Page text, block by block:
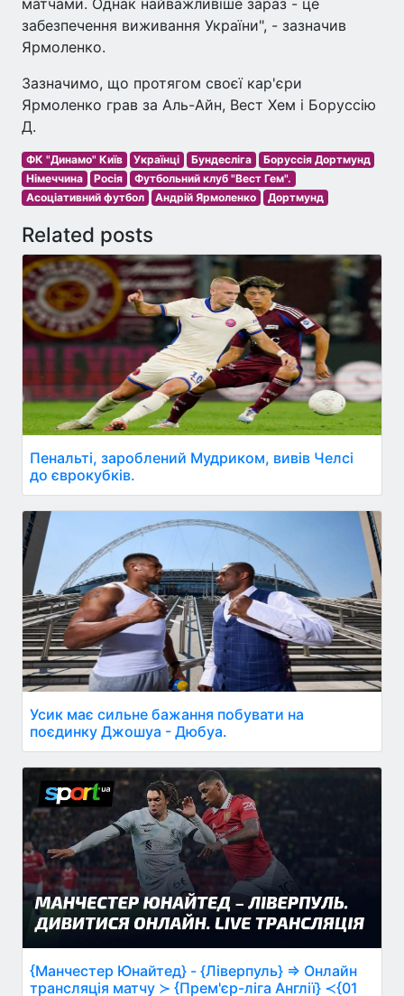
матчами. Однак найважливіше зараз - це
забезпечення виживання України", - зазначив
Ярмоленко.
Зазначимо, що протягом своєї кар'єри
Ярмоленко грав за Аль-Айн, Вест Хем і Боруссію
Д.
ФК "Динамо" Київ Українці Бундесліга
Боруссія Дортмунд
Німеччина
Росія
Футбольний клуб "Вест Гем".
Асоціативний футбол
Андрій Ярмоленко Дортмунд
Related posts
Пенальті, зароблений Мудриком, вивів Челсі
до єврокубків.
Усик має сильне бажання побувати на
поєдинку Джошуа - Дюбуа.
{Манчестер Юнайтед} - {Ліверпуль} ⇒ Онлайн
трансляція матчу ≻ {Прем'єр-ліга Англії} ≺{01